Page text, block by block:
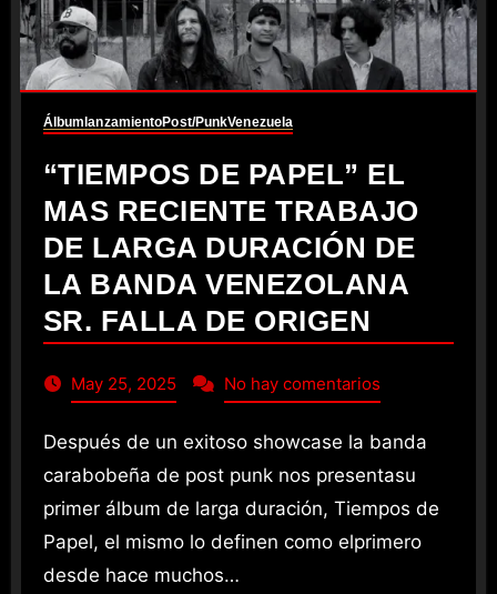
ÁlbumlanzamientoPost/PunkVenezuela
“TIEMPOS DE PAPEL” EL
MAS RECIENTE TRABAJO
DE LARGA DURACIÓN DE
LA BANDA VENEZOLANA
SR. FALLA DE ORIGEN
May 25, 2025 No hay comentarios
Después de un exitoso showcase la banda
carabobeña de post punk nos presentasu
primer álbum de larga duración, Tiempos de
Papel, el mismo lo definen como elprimero
desde hace muchos…